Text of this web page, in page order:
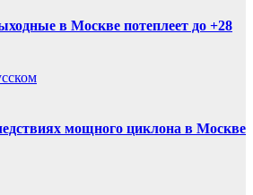
в Москве потеплеет до +28
мощного циклона в Москве